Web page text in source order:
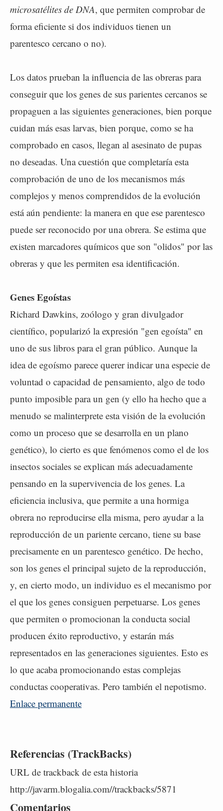
microsatélites de DNA, que permiten comprobar de
forma eficiente si dos individuos tienen un
parentesco cercano o no).
Los datos prueban la influencia de las obreras para
conseguir que los genes de sus parientes cercanos se
propaguen a las siguientes generaciones, bien porque
cuidan más esas larvas, bien porque, como se ha
comprobado en casos, llegan al asesinato de pupas
no deseadas. Una cuestión que completaría esta
comprobación de uno de los mecanismos más
complejos y menos comprendidos de la evolución
está aún pendiente: la manera en que ese parentesco
puede ser reconocido por una obrera. Se estima que
existen marcadores químicos que son "olidos" por las
obreras y que les permiten esa identificación.
Genes Egoístas
Richard Dawkins, zoólogo y gran divulgador
científico, popularizó la expresión "gen egoísta" en
uno de sus libros para el gran público. Aunque la
idea de egoísmo parece querer indicar una especie de
voluntad o capacidad de pensamiento, algo de todo
punto imposible para un gen (y ello ha hecho que a
menudo se malinterprete esta visión de la evolución
como un proceso que se desarrolla en un plano
genético), lo cierto es que fenómenos como el de los
insectos sociales se explican más adecuadamente
pensando en la supervivencia de los genes. La
eficiencia inclusiva, que permite a una hormiga
obrera no reproducirse ella misma, pero ayudar a la
reproducción de un pariente cercano, tiene su base
precisamente en un parentesco genético. De hecho,
son los genes el principal sujeto de la reproducción,
y, en cierto modo, un individuo es el mecanismo por
el que los genes consiguen perpetuarse. Los genes
que permiten o promocionan la conducta social
producen éxito reproductivo, y estarán más
representados en las generaciones siguientes. Esto es
lo que acaba promocionando estas complejas
conductas cooperativas. Pero también el nepotismo.
Enlace permanente
Referencias (TrackBacks)
URL de trackback de esta historia
http://javarm.blogalia.com//trackbacks/5871
Comentarios